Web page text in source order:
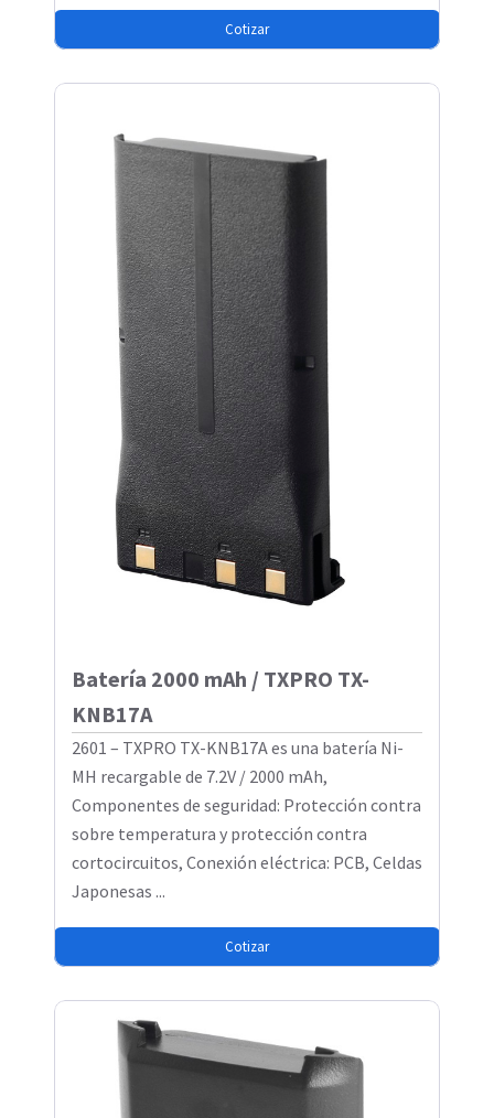
Cotizar
Batería 2000 mAh / TXPRO TX-
KNB17A
2601 – TXPRO TX-KNB17A es una batería Ni-
MH recargable de 7.2V / 2000 mAh,
Componentes de seguridad: Protección contra
sobre temperatura y protección contra
cortocircuitos, Conexión eléctrica: PCB, Celdas
Japonesas ...
Cotizar